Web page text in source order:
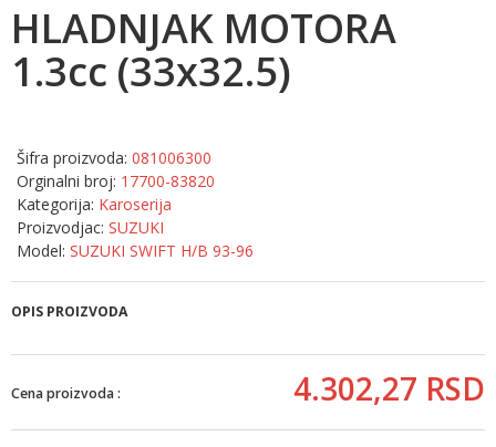
HLADNJAK MOTORA
1.3cc (33x32.5)
Šifra proizvoda: 081006300
Orginalni broj: 17700-83820
Kategorija: Karoserija
Proizvodjac: SUZUKI
Model: SUZUKI SWIFT H/B 93-96
OPIS PROIZVODA
Cena proizvoda : 4.302,27 RSD